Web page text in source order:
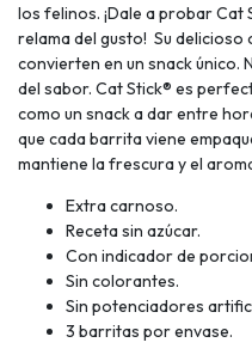
los felinos. ¡Dale a probar Cat
relama del gusto! Su
convierten en un snack
del sabor. Cat Stick® es
como un snack a dar entre
que cada barrita viene
mantiene la frescura y el
Extra carnoso.
Receta sin azúcar.
Con indicador de
Sin colorantes.
Sin potenciadores
3 barritas por envase.